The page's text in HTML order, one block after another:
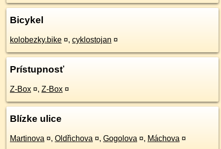
Bicykel
kolobezky.bike ¤, cyklostojan ¤
Prístupnosť
Z-Box ¤, Z-Box ¤
Blízke ulice
Martinova ¤, Oldřichova ¤, Gogolova ¤, Máchova ¤